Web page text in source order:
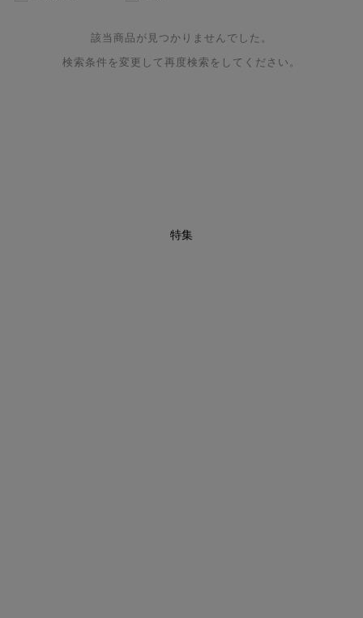
該当商品が見つかりませんでした。
検索条件を変更して再度検索をしてください。
特集